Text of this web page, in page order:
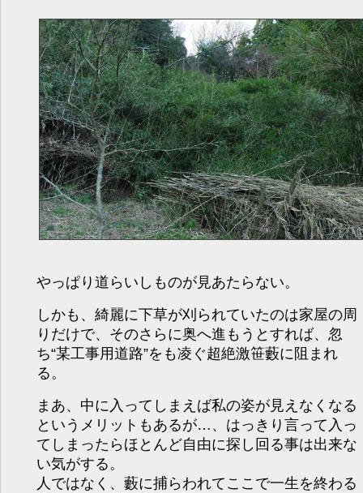
やっぱり道らいしものが見あたらない。
しかも、綺麗に下草が刈られていたのは家屋の周
りだけで、そのさらに奥へ進もうとすれば、忽
ち“某工事用道路”をも凌ぐ超絶激笹藪に阻まれ
る。
まあ、中に入ってしまえば私の姿が見えなくなる
というメリットもあるが…、はっきり言って入っ
てしまったらほとんど自由に探し回る事は出来な
い気がする。
人ではなく、藪に捕らわれてここで一生を終わる